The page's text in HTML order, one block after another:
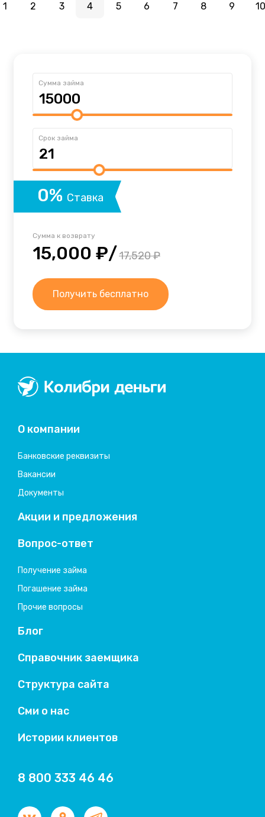
1 2 3 4 5 6 7 8 9 10
Сумма займа
Срок займа
0% Ставка
Сумма к возврату
15,000 ₽/17,520 ₽
Получить бесплатно
О компании
Банковские реквизиты
Вакансии
Документы
Акции и предложения
Вопрос-ответ
Получение займа
Погашение займа
Прочие вопросы
Блог
Справочник заемщика
Структура сайта
Сми о нас
Истории клиентов
8 800 333 46 46